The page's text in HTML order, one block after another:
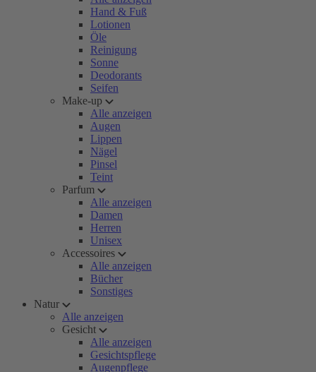
Hand & Fuß
Lotionen
Öle
Reinigung
Sonne
Deodorants
Seifen
Make-up
Alle anzeigen
Augen
Lippen
Nägel
Pinsel
Teint
Parfum
Alle anzeigen
Damen
Herren
Unisex
Accessoires
Alle anzeigen
Bücher
Sonstiges
Natur
Alle anzeigen
Gesicht
Alle anzeigen
Gesichtspflege
Augenpflege